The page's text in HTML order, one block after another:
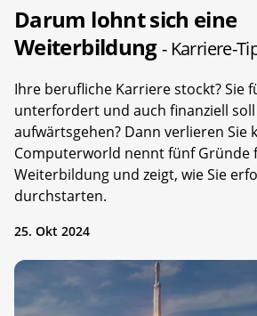
Darum lohnt sich eine
Weiterbildung- Karriere-
Ihre berufliche Karriere stockt? Sie
unterfordert und auch finanziell soll
aufwärtsgehen? Dann verlieren Sie
Computerworld nennt fünf Gründe
Weiterbildung und zeigt, wie Sie
durchstarten.
25. Okt 2024